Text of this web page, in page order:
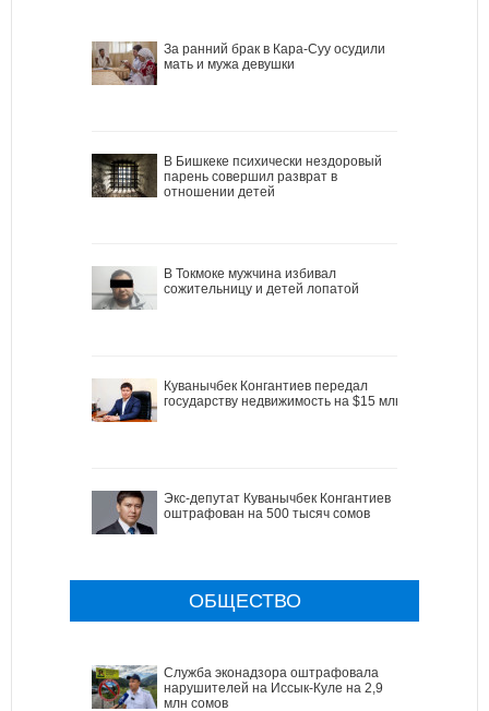
За ранний брак в Кара-Суу осудили
мать и мужа девушки
В Бишкеке психически нездоровый
парень совершил разврат в
отношении детей
В Токмоке мужчина избивал
сожительницу и детей лопатой
Куванычбек Конгантиев передал
государству недвижимость на $15 млн
Экс-депутат Куванычбек Конгантиев
оштрафован на 500 тысяч сомов
ОБЩЕСТВО
Служба эконадзора оштрафовала
нарушителей на Иссык-Куле на 2,9
млн сомов